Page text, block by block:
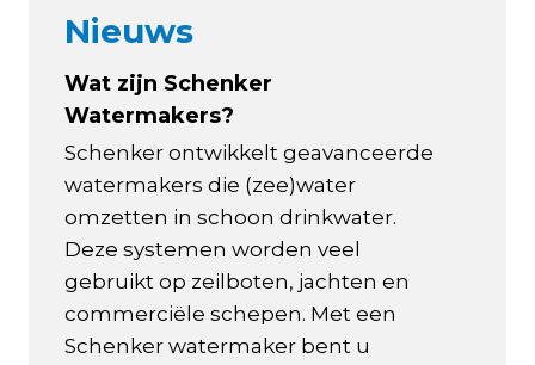
Nieuws
Wat zijn Schenker
Watermakers?
Schenker ontwikkelt geavanceerde
watermakers die (zee)water
omzetten in schoon drinkwater.
Deze systemen worden veel
gebruikt op zeilboten, jachten en
commerciële schepen. Met een
Schenker watermaker bent u